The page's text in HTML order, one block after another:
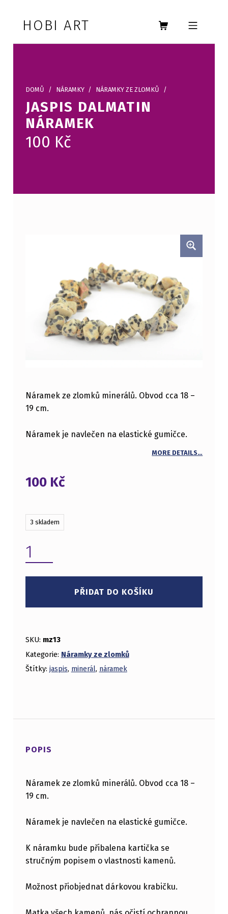
HOBI ART MOBILE MENU
DOMŮ / NÁRAMKY / NÁRAMKY ZE ZLOMKŮ /
JASPIS DALMATIN
NÁRAMEK
100 Kč
Náramek ze zlomků minerálů. Obvod cca 18 –
19 cm.
Náramek je navlečen na elastické gumičce.
MORE DETAILS…
100 Kč
3 skladem
PŘIDAT DO KOŠÍKU
SKU: mz13
Kategorie: Náramky ze zlomků
Štítky: jaspis, minerál, náramek
POPIS
Náramek ze zlomků minerálů. Obvod cca 18 –
19 cm.
Náramek je navlečen na elastické gumičce.
K náramku bude přibalena kartička se
stručným popisem o vlastnosti kamenů.
Možnost přiobjednat dárkovou krabičku.